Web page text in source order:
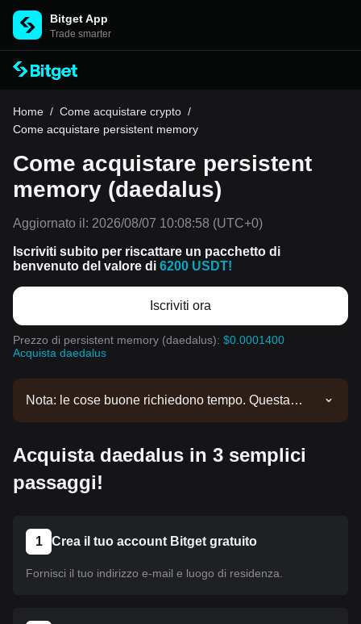
Bitget App
Trade smarter
Home / Come acquistare crypto /
Come acquistare persistent memory
Come acquistare persistent
memory (daedalus)
Aggiornato il: 2026/08/07 10:08:58 (UTC+0)
Iscriviti subito per riscattare un pacchetto di
benvenuto del valore di 6200 USDT!
Iscriviti ora
Prezzo di persistent memory (daedalus): $0.0001400
Acquista daedalus
Nota: le cose buone richiedono tempo. Questa
listing. Una volta disponibile su Bitget, puoi seguire
tutorial è valido per tutte le criptovalute listate su
Acquista daedalus in 3 semplici
passaggi!
1 Crea il tuo account Bitget gratuito
Fornisci il tuo indirizzo e-mail e luogo di residenza.